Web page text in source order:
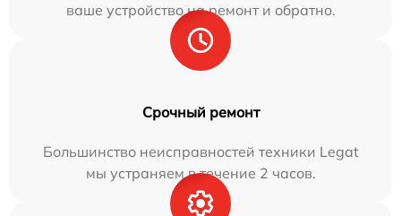
ваше устройство на ремонт и обратно.
Срочный ремонт
Большинство неисправностей техники Legat
мы устраняем в течение 2 часов.